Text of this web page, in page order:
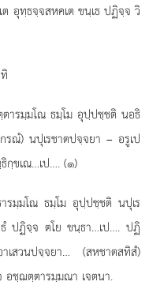
อุทฺธจฺจสหคเต ขนฺเธ ปฏิจฺจ วิ
รมฺมโณ ธมฺโม อุปฺปชฺชติ นอธิ
ณํ) นปุเรชาตปจฺจยา – อรูเป
ขเณ…เป…. (๑)
มฺมโณ ธมฺโม อุปฺปชฺชติ นปุเร
ปฏิจฺจ ตโย ขนฺธา…เป…. ปฏิ
สวนปจฺจยา… (สหชาตสทิสํ)
ชฺฌตฺตารมฺมณา เจตนา.